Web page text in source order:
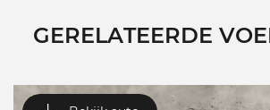
GERELATEERDE